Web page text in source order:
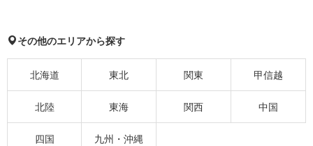
その他のエリアから探す
北海道 東北 関東 甲信越
北陸 東海 関西 中国
四国 九州・沖縄